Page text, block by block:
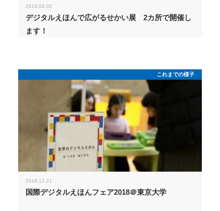
2019.04.02
デジタルえほんで広がるせかい展 2カ所で開催し
ます！
これまでの様子
2018.12.21
国際デジタルえほんフェア2018＠東京大学